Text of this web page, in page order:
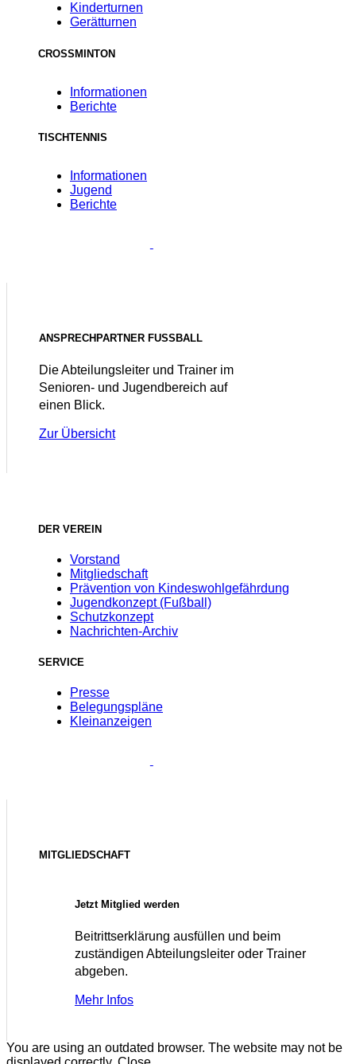
Kinderturnen
Gerätturnen
CROSSMINTON
Informationen
Berichte
TISCHTENNIS
Informationen
Jugend
Berichte
ANSPRECHPARTNER FUSSBALL
Die Abteilungsleiter und Trainer im
Senioren- und Jugendbereich auf
einen Blick.
Zur Übersicht
DER VEREIN
Vorstand
Mitgliedschaft
Prävention von Kindeswohlgefährdung
Jugendkonzept (Fußball)
Schutzkonzept
Nachrichten-Archiv
SERVICE
Presse
Belegungspläne
Kleinanzeigen
MITGLIEDSCHAFT
Jetzt Mitglied werden
Beitrittserklärung ausfüllen und beim
zuständigen Abteilungsleiter oder Trainer
abgeben.
Mehr Infos
You are using an outdated browser. The website may not be